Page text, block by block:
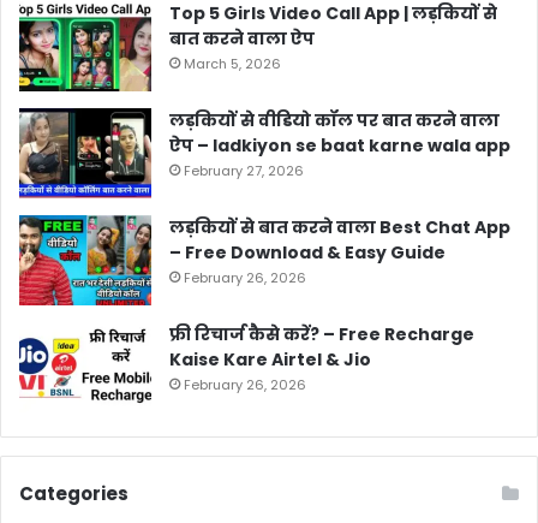
Top 5 Girls Video Call App | लड़कियों से
बात करने वाला ऐप
March 5, 2026
लड़कियों से वीडियो कॉल पर बात करने वाला
ऐप – ladkiyon se baat karne wala app
February 27, 2026
लड़कियों से बात करने वाला Best Chat App
– Free Download & Easy Guide
February 26, 2026
फ्री रिचार्ज कैसे करें? – Free Recharge
Kaise Kare Airtel & Jio
February 26, 2026
Categories